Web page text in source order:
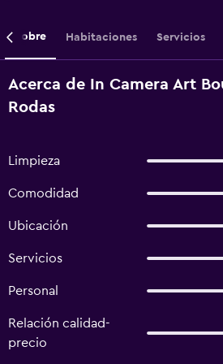
Sobre Habitaciones Servicios
Acerca de In Camera Art
Rodas
Limpieza
Comodidad
Ubicación
Servicios
Personal
Relación calidad-
precio